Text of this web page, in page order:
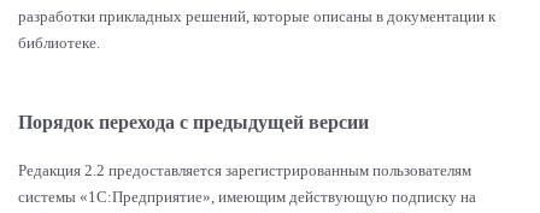
разработки прикладных решений, которые описаны в документации к
библиотеке.
Порядок перехода с предыдущей версии
Редакция 2.2 предоставляется зарегистрированным пользователям
системы «1С:Предприятие», имеющим действующую подписку на